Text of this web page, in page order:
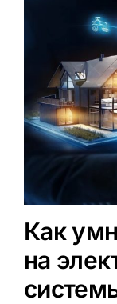
Как
на